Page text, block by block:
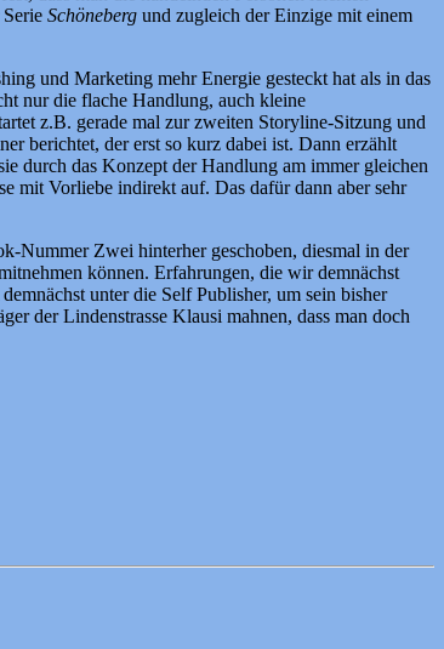
Schöneberg und zugleich der Einzige mit einem
und Marketing mehr Energie gesteckt hat als in das
nur die flache Handlung, auch kleine
z.B. gerade mal zur zweiten Storyline-Sitzung und
berichtet, der erst so kurz dabei ist. Dann erzählt
durch das Konzept der Handlung am immer gleichen
mit Vorliebe indirekt auf. Das dafür dann aber sehr
Nummer Zwei hinterher geschoben, diesmal in der
können. Erfahrungen, die wir demnächst
unter die Self Publisher, um sein bisher
der Lindenstrasse Klausi mahnen, dass man doch